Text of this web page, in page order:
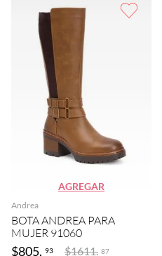
AGREGAR
Andrea
BOTA ANDREA PARA
MUJER 91060
$805. 93 $1611. 87